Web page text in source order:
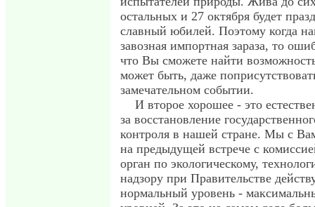
остальных и 27 октября будет
славный юбилей. Поэтому когда
завозная импортная зараза, то
что Вы сможете найти
может быть, даже
замечательном событии.
И второе хорошее - это
за восстановление
контроля в нашей стране. Мы с
на предыдущей встрече с
орган по экологическому,
надзору при Правительстве
нормальный уровень -